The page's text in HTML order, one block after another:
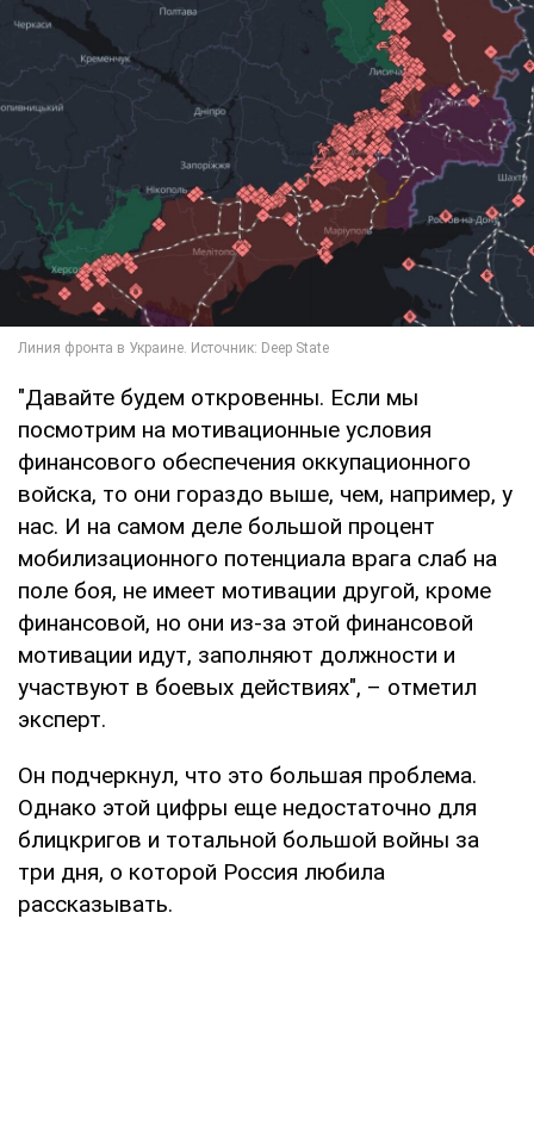
"Давайте будем откровенны. Если мы
посмотрим на мотивационные условия
финансового обеспечения оккупационного
войска, то они гораздо выше, чем, например, у
нас. И на самом деле большой процент
мобилизационного потенциала врага слаб на
поле боя, не имеет мотивации другой, кроме
финансовой, но они из-за этой финансовой
мотивации идут, заполняют должности и
участвуют в боевых действиях", – отметил
эксперт.
Он подчеркнул, что это большая проблема.
Однако этой цифры еще недостаточно для
блицкригов и тотальной большой войны за
три дня, о которой Россия любила
рассказывать.